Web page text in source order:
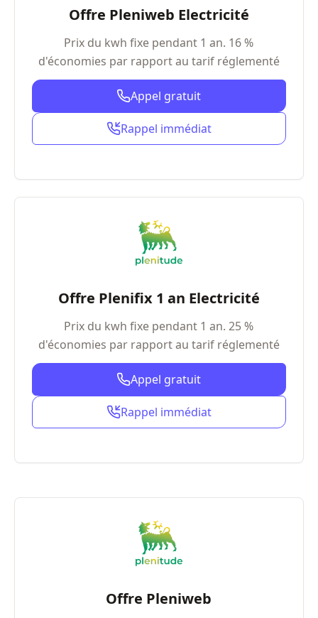
Offre Pleniweb Electricité
Prix du kwh fixe pendant 1 an. 16 %
d'économies par rapport au tarif réglementé
Appel gratuit
Rappel immédiat
Offre Plenifix 1 an Electricité
Prix du kwh fixe pendant 1 an. 25 %
d'économies par rapport au tarif réglementé
Appel gratuit
Rappel immédiat
Offre Pleniweb